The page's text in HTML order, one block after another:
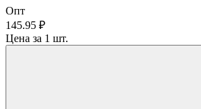
Опт
145.95 ₽
Цена за 1 шт.